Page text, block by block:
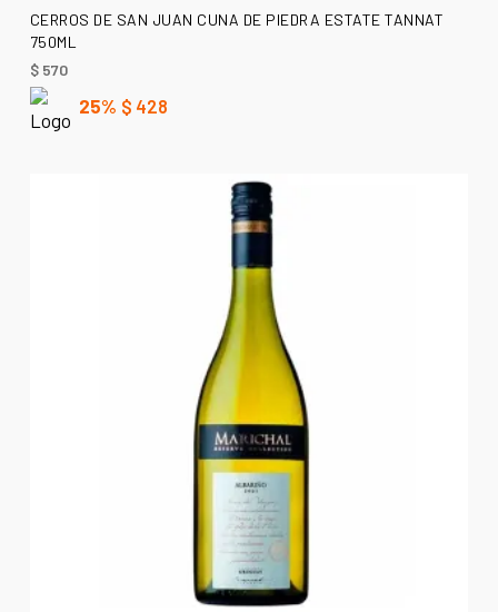
AÑADIR AL CARRITO
CERROS DE SAN JUAN CUNA DE PIEDRA ESTATE TANNAT
750ML
$570
25% $ 428